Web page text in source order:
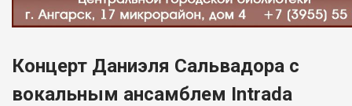
Концерт Даниэля Сальвадора с
вокальным ансамблем Intrada